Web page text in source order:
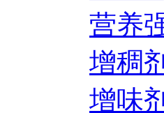
营养
增稠剂
增味剂